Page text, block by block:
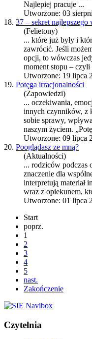
Najlepiej pracuje ...
Utworzone: 03
18. 37 – sekret najlepszego
(Felietony)
... które już były i
zawrócić. Jeśli
opcji, to wówczas
moment stopu – czyli
Utworzone: 19 lipca
19. Potęga irracjonalności
(Zapowiedzi)
... oczekiwania,
innych czynników, z
sobie sprawy,
naszym życiem.
Utworzone: 09 lipca
20. Pooglądasz ze mną?
(Aktualności)
... rodziców podczas
znaczenie dla
interpretują materiał
wraz z opiekunem,
Utworzone: 01 lipca
Start
poprz.
1
2
3
4
5
nast.
Zakończenie
Czytelnia